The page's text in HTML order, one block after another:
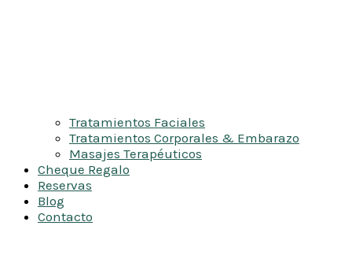
Tratamientos Faciales
Tratamientos Corporales & Embarazo
Masajes Terapéuticos
Cheque Regalo
Reservas
Blog
Contacto